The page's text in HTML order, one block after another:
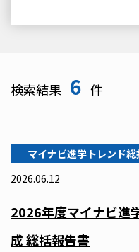
検索結果 6 件
マイナビ進学トレンド総
2026.06.12
2026年度マイナビ進
成 総括報告書